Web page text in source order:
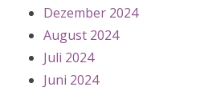
Dezember 2024
August 2024
Juli 2024
Juni 2024